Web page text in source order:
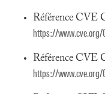
Référence CVE
https://www.cve.org/
Référence CVE
https://www.cve.org/